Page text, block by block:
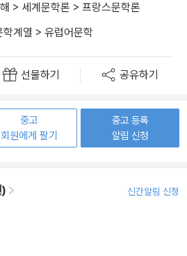
> 세계문학론 > 프랑스문학론
학계열 > 유럽어문학
선물하기 공유하기
중고
회원에게 팔기
중고 등록
알림 신청
신간알림 신청